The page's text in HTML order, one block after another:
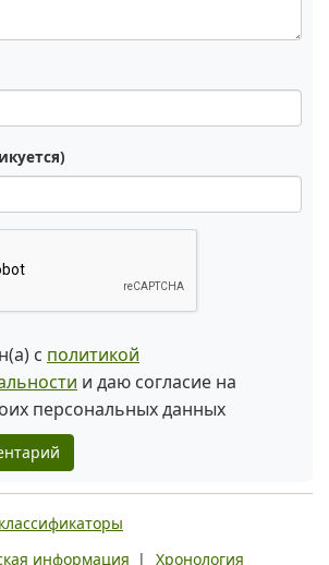
с политикой
и даю согласие на
персональных данных
информация | Хронология